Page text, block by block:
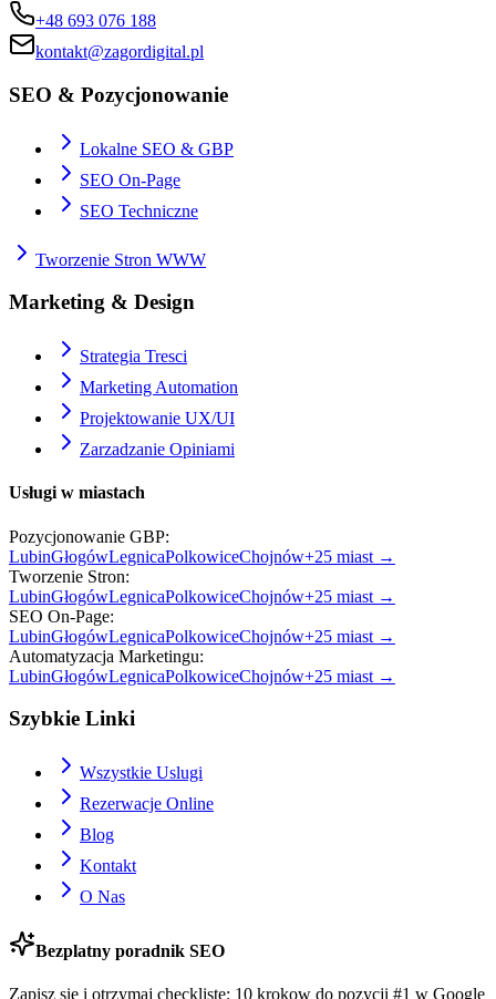
+48 693 076 188
kontakt@zagordigital.pl
SEO & Pozycjonowanie
Lokalne SEO & GBP
SEO On-Page
SEO Techniczne
Tworzenie Stron WWW
Marketing & Design
Strategia Tresci
Marketing Automation
Projektowanie UX/UI
Zarzadzanie Opiniami
Usługi w miastach
Pozycjonowanie GBP:
LubinGłogówLegnicaPolkowiceChojnów+25 miast →
Tworzenie Stron:
LubinGłogówLegnicaPolkowiceChojnów+25 miast →
SEO On-Page:
LubinGłogówLegnicaPolkowiceChojnów+25 miast →
Automatyzacja Marketingu:
LubinGłogówLegnicaPolkowiceChojnów+25 miast →
Szybkie Linki
Wszystkie Uslugi
Rezerwacje Online
Blog
Kontakt
O Nas
Bezplatny poradnik SEO
Zapisz sie i otrzymaj checklistę: 10 krokow do pozycji #1 w Google